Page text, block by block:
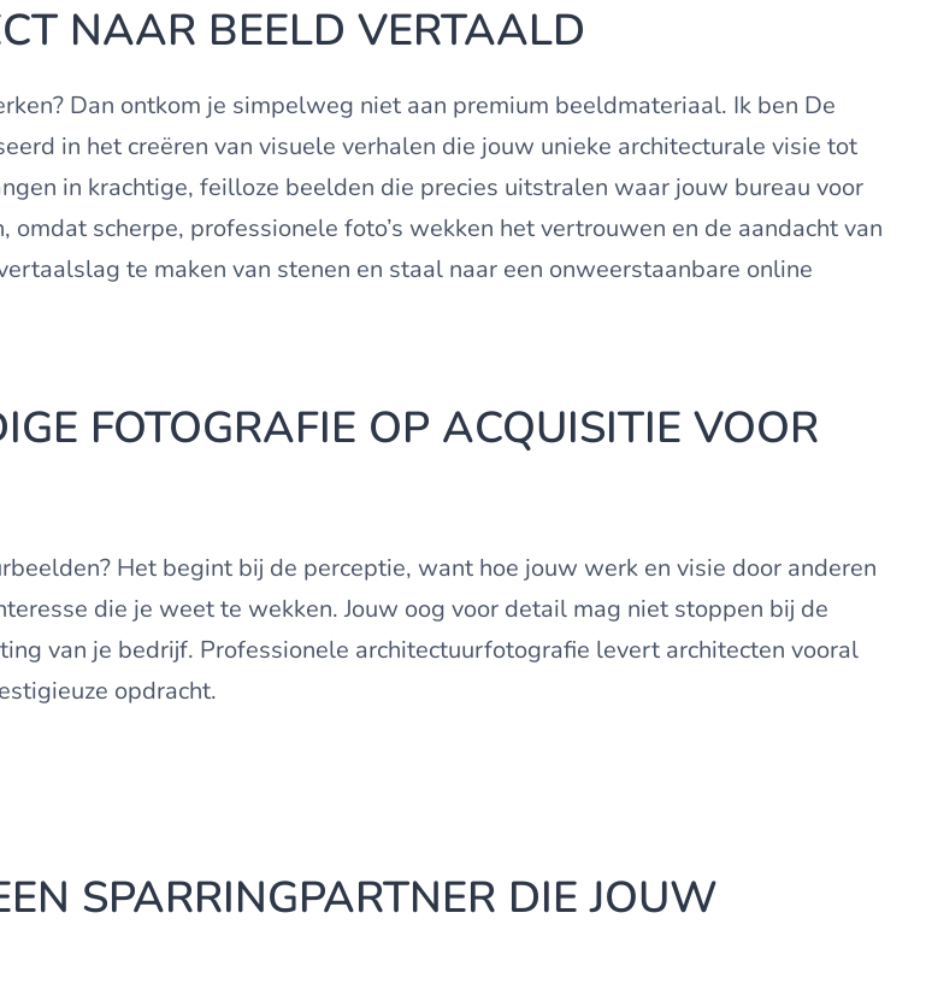
NAAR BEELD VERTAALD
Dan ontkom je simpelweg niet aan premium beeldmateriaal. Ik ben De
in het creëren van visuele verhalen die jouw unieke architecturale visie tot
in krachtige, feilloze beelden die precies uitstralen waar jouw bureau voor
scherpe, professionele foto’s wekken het vertrouwen en de aandacht van
te maken van stenen en staal naar een onweerstaanbare online
FOTOGRAFIE OP ACQUISITIE VOOR
Het begint bij de perceptie, want hoe jouw werk en visie door anderen
die je weet te wekken. Jouw oog voor detail mag niet stoppen bij de
van je bedrijf. Professionele architectuurfotografie levert architecten vooral
opdracht.
SPARRINGPARTNER DIE JOUW